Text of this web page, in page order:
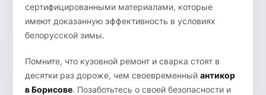
сертифицированными материалами, которые
имеют доказанную эффективность в условиях
белорусской зимы.
Помните, что кузовной ремонт и сварка стоят в
десятки раз дороже, чем своевременныйантикор
в Борисове. Позаботьтесь о своей безопасности и